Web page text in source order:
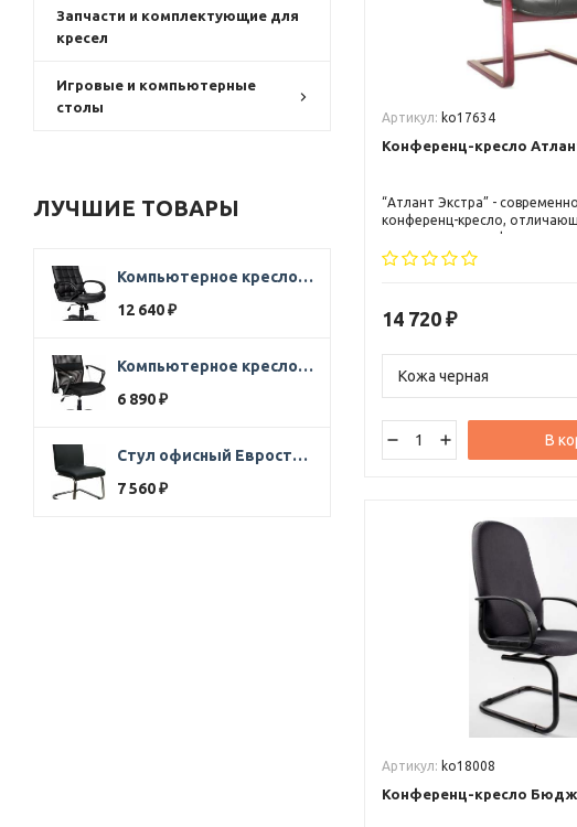
Запчасти и комплектующие для
кресел
Игровые и компьютерные
столы
ЛУЧШИЕ ТОВАРЫ
Компьютерное кресло Стиль Ультра SOFT кожа черная
12 640 ₽
Компьютерное кресло Direct ткань черная
6 890 ₽
Стул офисный Евростиль 250 (стул сбербанк) кожзам черный
7 560 ₽
Артикул: ko17634
Конференц-кресло
“Атлант Экстра” -
конференц-кресло,
повышенным комфортом и
Благодаря качественным
залов, офисов и приемных.
элементы добавляют креслу
14 720 ₽
В
Артикул: ko18008
Конференц-кресло